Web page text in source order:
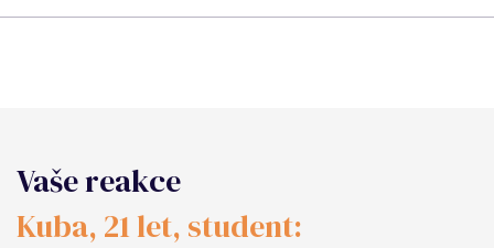
Vaše reakce
Kuba, 21 let, student: